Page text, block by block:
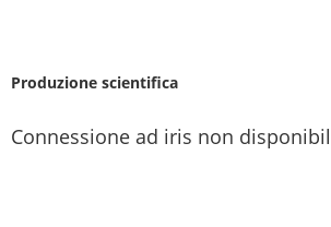
Produzione scientifica
Connessione ad iris non